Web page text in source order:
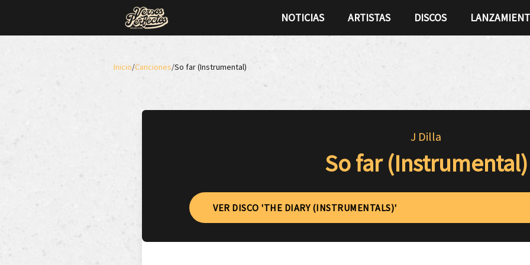
NOTICIAS ARTISTAS DISCOS
Inicio/Canciones/So far (Instrumental)
J Dilla
So far (Instrumental)
VER DISCO 'THE DIARY (INSTRUMENTALS)'